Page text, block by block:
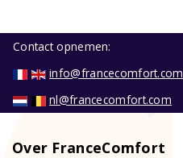
Contact opnemen:
info@francecomfort.com
nl@francecomfort.com
Over FranceComfort